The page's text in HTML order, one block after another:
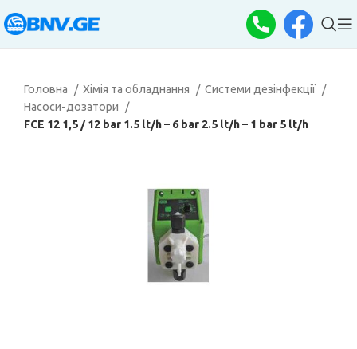
Головна Хімія та обладнання
Системи дезінфекції
Насоси-дозатори
FCE 12 1,5 / 12 bar 1.5 lt/h – 6 bar 2.5 lt/h – 1 bar 5 lt/h